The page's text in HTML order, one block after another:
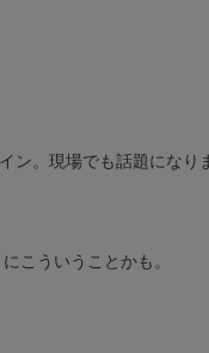
ン。現場でも話題になり
こういうことかも。